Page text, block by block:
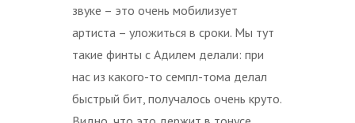
звуке – это очень мобилизует
артиста – уложиться в сроки. Мы тут
такие финты с Адилем делали: при
нас из какого-то семпл-тома делал
быстрый бит, получалось очень круто.